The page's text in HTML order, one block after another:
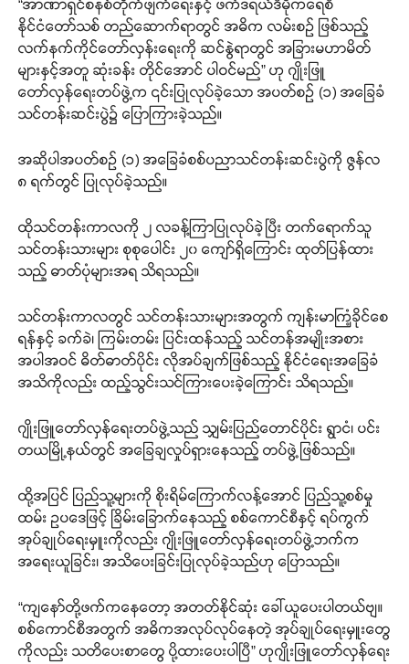
“အာဏာရှင်စနစ်တိုက်ဖျက်ရေးနှင့် ဖက်ဒရယ်ဒီမိုကရေစီ
နိုင်ငံတော်သစ် တည်ဆောက်ရာတွင် အဓိက လမ်းစဉ် ဖြစ်သည့်
လက်နက်ကိုင်တော်လှန်းရေးကို ဆင်နွဲရာတွင် အခြားမဟာမိတ်
များနှင့်အတူ ဆုံးခန်း တိုင်အောင် ပါဝင်မည်” ဟု ဂျိုးဖြူ
တော်လှန်ရေးတပ်ဖွဲ့က ၎င်းပြုလုပ်ခဲ့သော အပတ်စဉ် (၁) အခြေခံ
သင်တန်းဆင်းပွဲ၌ ပြောကြားခဲ့သည်။
အဆိုပါအပတ်စဉ် (၁) အခြေခံစစ်ပညာသင်တန်းဆင်းပွဲကို ဇွန်လ
၈ ရက်တွင် ပြုလုပ်ခဲ့သည်။
ထိုသင်တန်းကာလကို ၂ လခန့်ကြာပြုလုပ်ခဲ့ပြီး တက်ရောက်သူ
သင်တန်းသားများ စုစုပေါင်း ၂၀ ကျော်ရှိကြောင်း ထုတ်ပြန်ထား
သည့် ဓာတ်ပုံများအရ သိရသည်။
သင်တန်းကာလတွင် သင်တန်းသားများအတွက် ကျန်းမာကြံ့ခိုင်စေ
ရန်နှင့် ခက်ခဲ၊ ကြမ်းတမ်း ပြင်းထန်သည့် သင်တန်အမျိုးအစား
အပါအဝင် ဓိတ်ဓာတ်ပိုင်း လိုအပ်ချက်ဖြစ်သည့် နိုင်ငံရေးအခြေခံ
အသိကိုလည်း ထည့်သွင်းသင်ကြားပေးခဲ့ကြောင်း သိရသည်။
ဂျိုးဖြူတော်လှန်ရေးတပ်ဖွဲ့သည် သျှမ်းပြည်တောင်ပိုင်း ရွာငံ၊ ပင်း
တယမြို့နယ်တွင် အခြေချလှုပ်ရှားနေသည့် တပ်ဖွဲ့ဖြစ်သည်။
ထို့အပြင် ပြည်သူ့များကို စိုးရိမ်ကြောက်လန့်အောင် ပြည်သူ့စစ်မှု
ထမ်း ဥပဒေဖြင့် ခြိမ်းခြောက်နေသည့် စစ်ကောင်စီနှင့် ရပ်ကွက်
အုပ်ချုပ်ရေးမှူးကိုလည်း ဂျိုးဖြူတော်လှန်ရေးတပ်ဖွဲ့ဘက်က
အရေးယူခြင်း၊ အသိပေးခြင်းပြုလုပ်ခဲ့သည်ဟု ပြောသည်။
“ကျနော်တို့ဖက်ကနေတော့ အတတ်နိုင်ဆုံး ခေါ်ယူပေးပါတယ်ဗျ။
စစ်ကောင်စီအတွက် အဓိကအလုပ်လုပ်နေတဲ့ အုပ်ချုပ်ရေးမှူးတွေ
ကိုလည်း သတိပေးစာတွေ ပို့ထားပေးပါပြီ” ဟုဂျိုးဖြူတော်လှန်ရေး